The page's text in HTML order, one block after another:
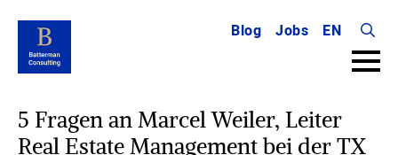
Blog Jobs
EN
Search
for:
5 Fragen an Marcel Weiler, Leiter
Real Estate Management bei der TX